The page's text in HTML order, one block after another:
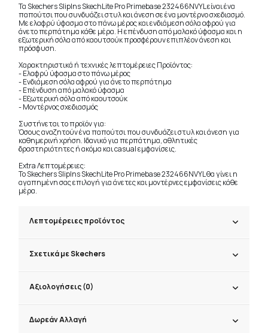
Τα Skechers SlipIns SkechLite Pro Primebase 232466NVYL είναι ένα
παπούτσι που συνδυάζει στυλ και άνεση σε ένα μοντέρνο σχεδιασμό.
Με ελαφρύ ύφασμα στο πάνω μέρος και ενδιάμεση σόλα αφρού για
άνετο περπάτημα κάθε μέρα. Η επένδυση από μαλακό ύφασμα και η
εξωτερική σόλα από καουτσούκ προσφέρουν επιπλέον άνεση και
πρόσφυση.
Χαρακτηριστικά ή τεχνικές λεπτομέρειες Προϊόντος:
- Ελαφρύ ύφασμα στο πάνω μέρος
- Ενδιάμεση σόλα αφρού για άνετο περπάτημα
- Επένδυση από μαλακό ύφασμα
- Εξωτερική σόλα από καουτσούκ
- Μοντέρνος σχεδιασμός
Συστήνεται το προϊόν για:
Όσους αναζητούν ένα παπούτσι που συνδυάζει στυλ και άνεση για
καθημερινή χρήση. Ιδανικό για περπάτημα, αθλητικές
δραστηριότητες ή ακόμα και casual εμφανίσεις.
Extra Λεπτομέρειες:
Το Skechers SlipIns SkechLite Pro Primebase 232466NVYL θα γίνει η
αγαπημένη σας επιλογή για άνετες και μοντέρνες εμφανίσεις κάθε
μέρα.
Λεπτομέρειες προϊόντος
Σχετικά με Skechers
Αξιολογήσεις (0)
Δωρεάν Αλλαγή